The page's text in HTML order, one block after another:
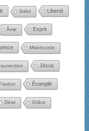
Salut Liberté
Âme Esprit
Miséricorde
Jésus
Évangile
Désir Grâce